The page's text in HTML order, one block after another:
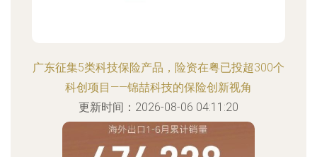
广东征集5类科技保险产品，险资在粤已投超300个
科创项目——锦喆科技的保险创新视角
更新时间：2026-08-06 04:11:20